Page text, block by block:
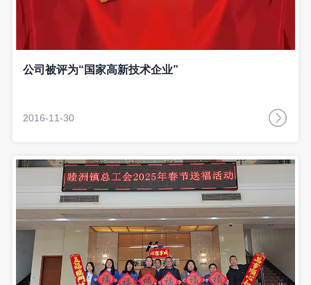
公司被评为“国家高新技术企业”
2016-11-30